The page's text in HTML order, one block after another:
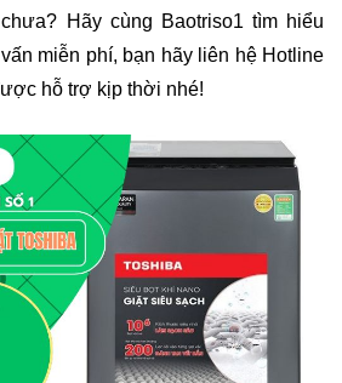
Hãy cùng Baotriso1 tìm hiểu
miễn phí, bạn hãy liên hệ Hotline
hỗ trợ kịp thời nhé!